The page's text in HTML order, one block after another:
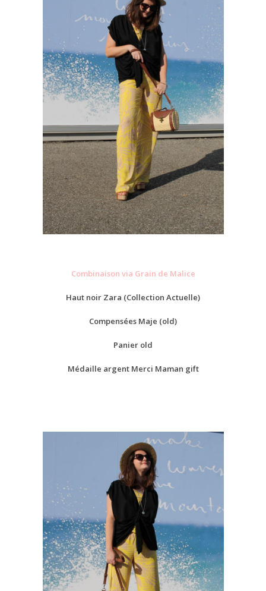
Combinaison via Grain de Malice
Haut noir Zara (Collection Actuelle)
Compensées Maje (old)
Panier old
Médaille argent Merci Maman gift